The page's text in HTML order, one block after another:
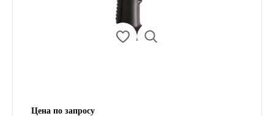
Цена по запросу